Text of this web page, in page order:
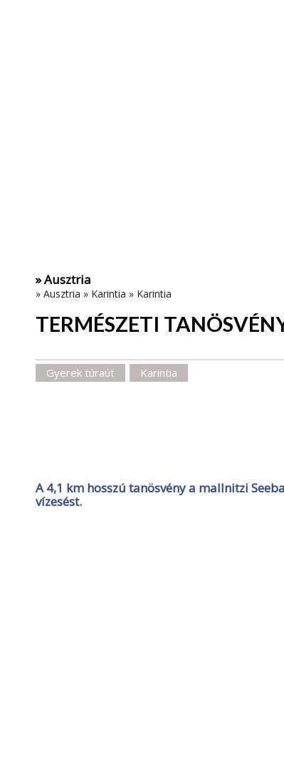
» Ausztria
» Ausztria » Karintia » Karintia
TERMÉSZETI
Gyerek túraút Karintia
A 4,1 km hosszú tanösvény a mallnitzi
vízesést.